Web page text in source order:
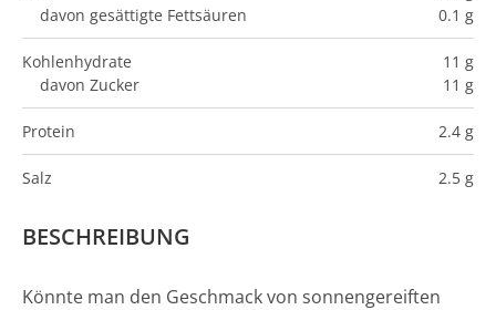
davon gesättigte Fettsäuren
0.1 g
Kohlenhydrate
11 g
davon Zucker
11 g
Protein 2.4 g
Salz 2.5 g
BESCHREIBUNG
Könnte man den Geschmack von sonnengereiften